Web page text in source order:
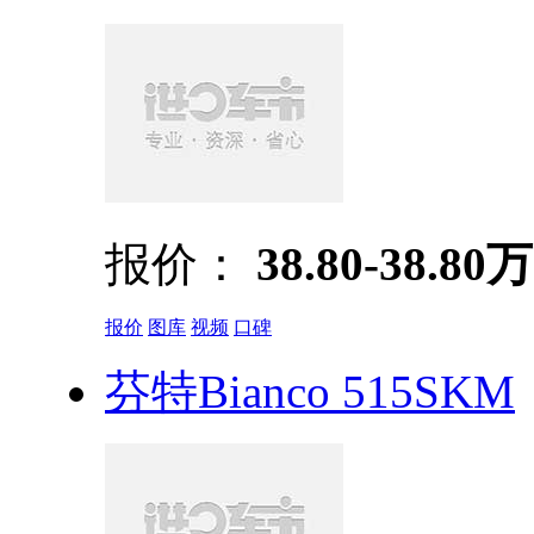
报价： 38.80-38.80万
报价 图库 视频 口碑
芬特Bianco 515SKM